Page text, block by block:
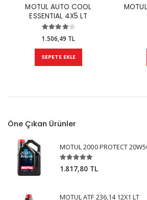
MOTUL AUTO COOL
ESSENTIAL 4X5 LT
1.506,49 TL
SEPETE EKLE
Öne Çıkan Ürünler
MOTUL 2000 PROTECT
1.817,80 TL
MOTUL ATF 236,14 12X1 LT